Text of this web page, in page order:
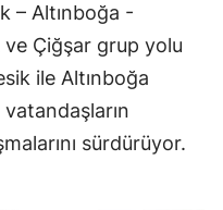
– Altınboğa -
Çiğşar grup yolu
ile Altınboğa
vatandaşların
sürdürüyor.